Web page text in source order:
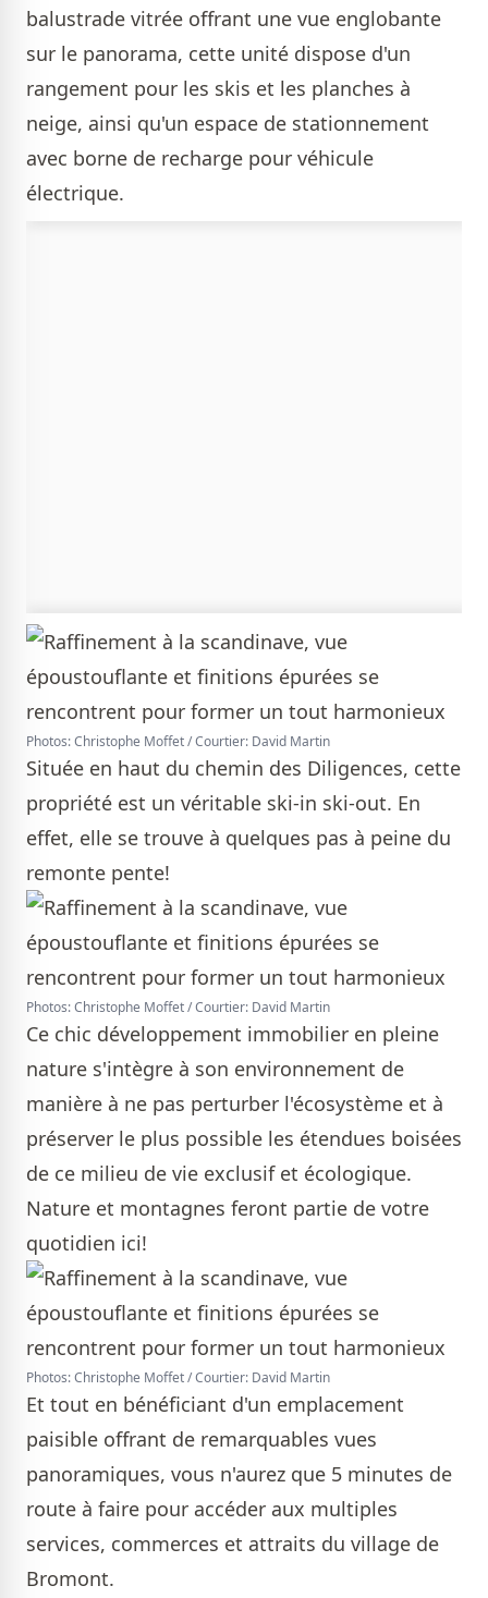
balustrade vitrée offrant une vue englobante
sur le panorama, cette unité dispose d'un
rangement pour les skis et les planches à
neige, ainsi qu'un espace de stationnement
avec borne de recharge pour véhicule
électrique.
Photos: Christophe Moffet / Courtier: David Martin
Située en haut du chemin des Diligences, cette
propriété est un véritable ski-in ski-out. En
effet, elle se trouve à quelques pas à peine du
remonte pente!
Photos: Christophe Moffet / Courtier: David Martin
Ce chic développement immobilier en pleine
nature s'intègre à son environnement de
manière à ne pas perturber l'écosystème et à
préserver le plus possible les étendues boisées
de ce milieu de vie exclusif et écologique.
Nature et montagnes feront partie de votre
quotidien ici!
Photos: Christophe Moffet / Courtier: David Martin
Et tout en bénéficiant d'un emplacement
paisible offrant de remarquables vues
panoramiques, vous n'aurez que 5 minutes de
route à faire pour accéder aux multiples
services, commerces et attraits du village de
Bromont.